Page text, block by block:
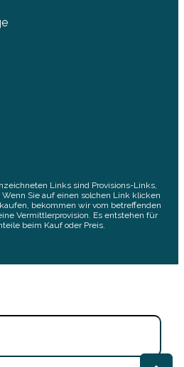
Links sind Provisions-Links,
Sie auf einen solchen Link klicken
bekommen wir vom betreffenden
Vermittlerprovision. Es entstehen für
beim Kauf oder Preis.